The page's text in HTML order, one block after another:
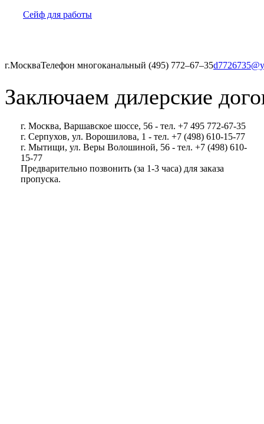
Сейф для работы
г.МоскваТелефон многоканальный (495) 772‒67‒35
Заключаем дилерские
г. Москва, Варшавское шоссе, 56 - тел. +7 495 772-67-35
г. Серпухов, ул. Ворошилова, 1 - тел. +7 (498) 610-15-77
г. Мытищи, ул. Веры Волошиной, 56 - тел. +7 (498) 610-
15-77
Предварительно позвонить (за 1-3 часа) для заказа
пропуска.